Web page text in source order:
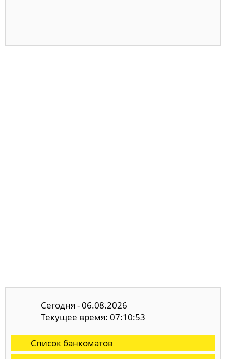
Сегодня - 06.08.2026
Текущее время: 07:10:54
Список банкоматов